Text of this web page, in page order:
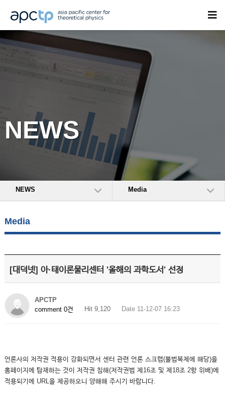
NEWS
NEWS Media
Media
[대덕넷] 아·태이론물리센터 '올해의 과학도서' 선정
APCTP
comment 0건
Hit 9,120 Date 11-12-07 16:23
언론사의 저작권 적용이 강화되면서 센터 관련 언론 스크랩(불법복제에 해당)을
홈페이지에 탑재하는 것이 저작권 침해(저작권법 제16조 및 제18조 2항 위배)에
적용되기에 URL을 제공하오니 양해해 주시기 바랍니다.